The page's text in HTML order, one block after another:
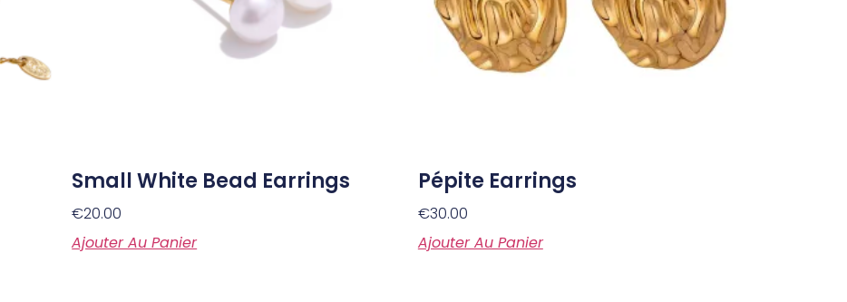
Small White Bead Earrings
€20.00
Ajouter Au Panier
Pépite Earrings
€30.00
Ajouter Au Panier